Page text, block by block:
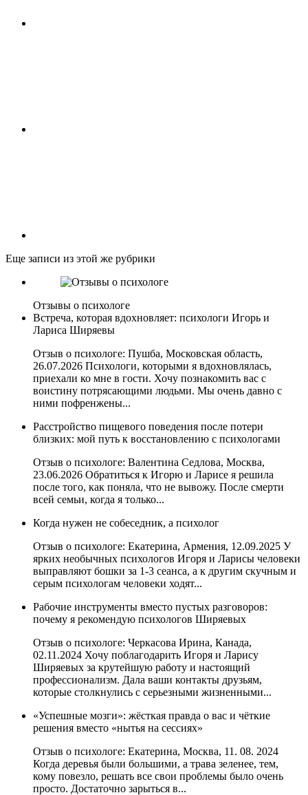
Еще записи из этой же рубрики
Отзывы о психологе
Встреча, которая вдохновляет: психологи Игорь и
Лариса Ширяевы
Отзыв о психологе: Пушба, Московская область,
26.07.2026 Психологи, которыми я вдохновлялась,
приехали ко мне в гости. Хочу познакомить вас с
воистину потрясающими людьми. Мы очень давно с
ними пофренжены...
Расстройство пищевого поведения после потери
близких: мой путь к восстановлению с психологами
Отзыв о психологе: Валентина Седлова, Москва,
23.06.2026 Обратиться к Игорю и Ларисе я решила
после того, как поняла, что не вывожу. После смерти
всей семьи, когда я только...
Когда нужен не собеседник, а психолог
Отзыв о психологе: Екатерина, Армения, 12.09.2025 У
ярких необычных психологов Игоря и Ларисы человеки
выправляют бошки за 1-3 сеанса, а к другим скучным и
серым психологам человеки ходят...
Рабочие инструменты вместо пустых разговоров:
почему я рекомендую психологов Ширяевых
Отзыв о психологе: Черкасова Ирина, Канада,
02.11.2024 Хочу поблагодарить Игоря и Ларису
Ширяевых за крутейшую работу и настоящий
профессионализм. Дала ваши контакты друзьям,
которые столкнулись с серьезными жизненными...
«Успешные мозги»: жёсткая правда о вас и чёткие
решения вместо «нытья на сессиях»
Отзыв о психологе: Екатерина, Москва, 11. 08. 2024
Когда деревья были большими, а трава зеленее, тем,
кому повезло, решать все свои проблемы было очень
просто. Достаточно зарыться в...